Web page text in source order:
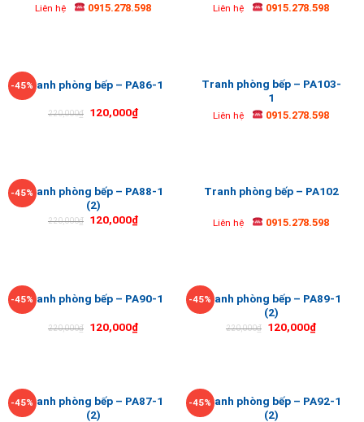
Liên hệ 0915.278.598 Liên hệ 0915.278.598
-45%Tranh phòng bếp – PA86-1
220,000₫ 120,000₫
Tranh phòng bếp – PA103-
1
Liên hệ 0915.278.598
-45%Tranh phòng bếp – PA88-1
(2)
220,000₫ 120,000₫
Tranh phòng bếp – PA102
Liên hệ 0915.278.598
-45%Tranh phòng bếp – PA90-1
220,000₫ 120,000₫
-45%Tranh phòng bếp – PA89-1
(2)
220,000₫ 120,000₫
-45%Tranh phòng bếp – PA87-1
(2)
-45%Tranh phòng bếp – PA92-1
(2)